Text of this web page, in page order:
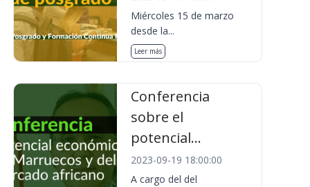
Miércoles 15 de marzo
desde la...
Leer más
Conferencia
sobre el
potencial...
2023-09-19 18:00:00
A cargo del del